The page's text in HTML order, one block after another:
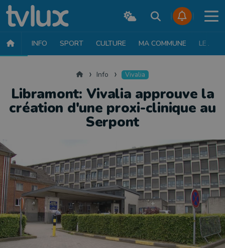
INFO SPORT CULTURE MA COMMUNE LE JT
AccueilInfo Vivalia
Libramont: Vivalia approuve la
création d'une proxi-clinique au
Serpont